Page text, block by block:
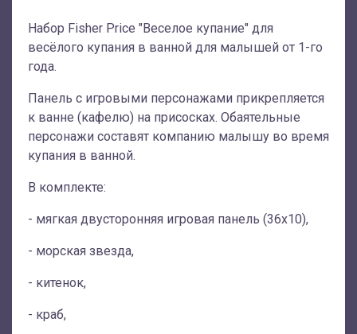
Набор Fisher Price "Веселое купание" для
весёлого купания в ванной для малышей от 1-го
года.
Панель с игровыми персонажами прикрепляется
к ванне (кафелю) на присосках. Обаятельные
персонажи составят компанию малышу во время
купания в ванной.
В комплекте:
- мягкая двусторонняя игровая панель (36х10),
- морская звезда,
- китенок,
- краб,